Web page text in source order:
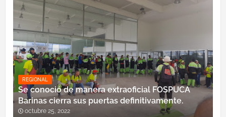
REGIONAL
Se conoció de manera extraoficial FOSPUCA
Barinas cierra sus puertas definitivamente.
octubre 25, 2022